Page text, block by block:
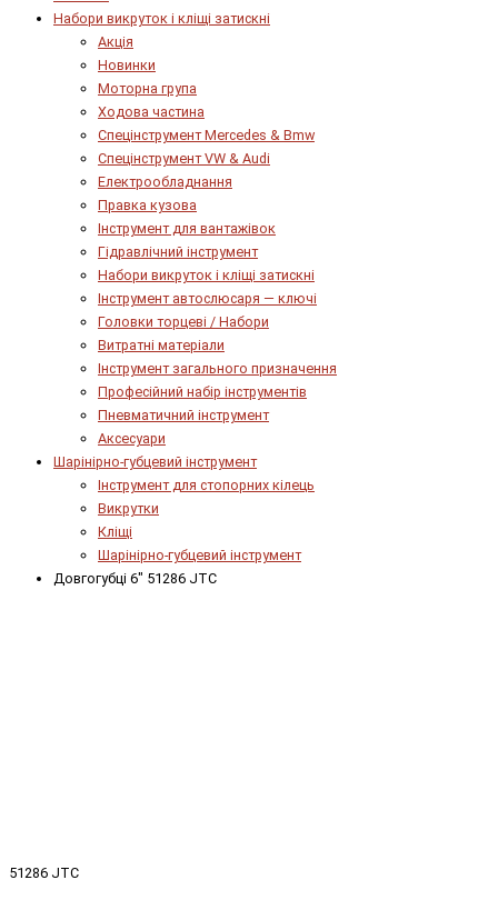
Набори викруток і кліщі затискні
Акція
Новинки
Моторна група
Ходова частина
Спецінструмент Mercedes & Bmw
Спецінструмент VW & Audi
Електрообладнання
Правка кузова
Інструмент для вантажівок
Гідравлічний інструмент
Набори викруток і кліщі затискні
Інструмент автослюсаря — ключі
Головки торцеві / Набори
Витратні матеріали
Інструмент загального призначення
Професійний набір інструментів
Пневматичний інструмент
Аксесуари
Шарінірно-губцевий інструмент
Інструмент для стопорних кілець
Викрутки
Кліщі
Шарінірно-губцевий інструмент
Довгогубці 6" 51286 JTC
51286 JTC